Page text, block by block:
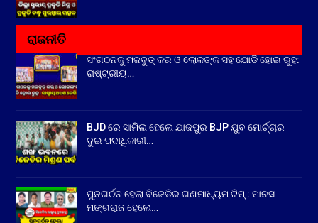
ରାଜନୀତି
ସଂଗଠନକୁ ମଜବୁତ୍ କର ଓ ଲୋକଙ୍କ ସହ ଯୋଡି ହୋଇ ରୁହ:
ରାଷ୍ଟ୍ରୀୟ…
BJD ରେ ସାମିଲ ହେଲେ ଯାଜପୁର BJP ଯୁବ ମୋର୍ଚ୍ଚାର
ଦୁଇ ପଦାଧିକାରୀ…
ପୁନଗର୍ଠନ ହେଲା ବିଜେଡିର ଗଣମାଧ୍ୟମ ଟିମ୍ : ମାନସ
ମଙ୍ଗରାଜ ହେଲେ…